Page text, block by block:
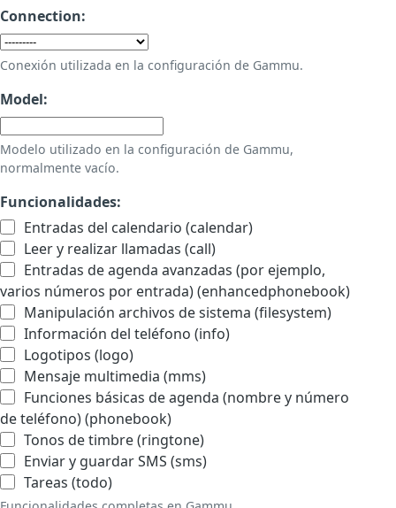
Connection:
Conexión utilizada en la configuración de Gammu.
Model:
Modelo utilizado en la configuración de Gammu,
normalmente vacío.
Funcionalidades:
Entradas del calendario (calendar)
Leer y realizar llamadas (call)
Entradas de agenda avanzadas (por ejemplo,
varios números por entrada) (enhancedphonebook)
Manipulación archivos de sistema (filesystem)
Información del teléfono (info)
Logotipos (logo)
Mensaje multimedia (mms)
Funciones básicas de agenda (nombre y número
de teléfono) (phonebook)
Tonos de timbre (ringtone)
Enviar y guardar SMS (sms)
Tareas (todo)